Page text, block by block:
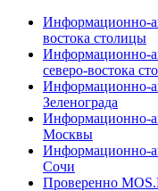
Информационно-
востока столицы
Информационно-
северо-востока
Информационно-
Зеленограда
Информационно-
Москвы
Информационно-
Сочи
Проверенно